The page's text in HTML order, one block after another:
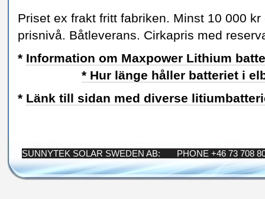
Priset ex frakt fritt fabriken. Minst 10 000
prisnivå. Båtleverans. Cirkapris med
* Information om Maxpower Lithium
* Hur länge håller batteriet i
* Länk till sidan med diverse
SUNNYTEK SOLAR SWEDEN AB: PHONE +46 73